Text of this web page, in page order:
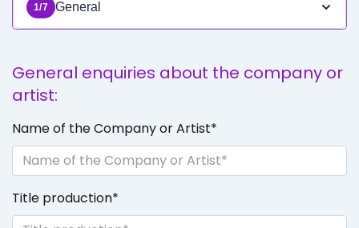
1/7 General
General enquiries about the company or
artist:
Name of the Company or Artist*
Title production*